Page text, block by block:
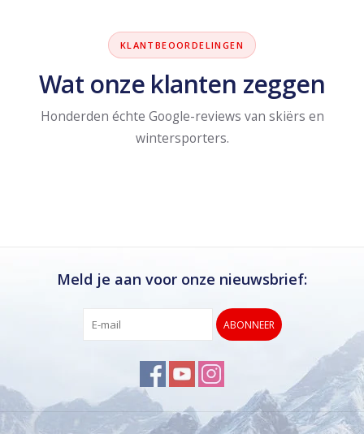
KLANTBEOORDELINGEN
Wat onze klanten zeggen
Honderden échte Google-reviews van skiërs en
wintersporters.
Meld je aan voor onze nieuwsbrief:
ABONNEER